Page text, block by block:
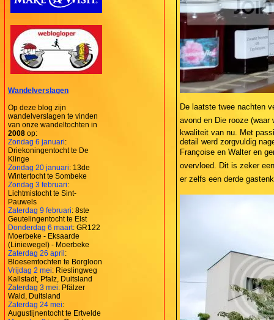
Wandelverslagen
Op deze blog zijn
wandelverslagen te vinden
van onze wandeltochten in
2008 op:
Zondag 6 januari:
Driekoningentocht te De
Klinge
Zondag 20 januari: 13de
Wintertocht te Sombeke
Zondag 3 februari:
Lichtmistocht te Sint-
Pauwels
Zaterdag 9 februari: 8ste
Geutelingentocht te Elst
Donderdag 6 maart: GR122
Moerbeke - Eksaarde
(Liniewegel) - Moerbeke
Zaterdag 26 april:
Bloesemtochten te Borgloon
Vrijdag 2 mei: Rieslingweg
Kallstadt, Pfalz, Duitsland
Zaterdag 3 mei: Pfälzer
Wald, Duitsland
Zaterdag 24 mei:
Augustijnentocht te Ertvelde
De laatste twee nachten
avond en Die rooze
kwaliteit van nu. Met
detail werd zorgvuldig
Françoise en Walter en
overvloed. Dit is zeker
er zelfs een derde